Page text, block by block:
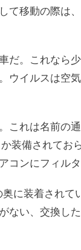
て移動の際は
だ。これなら
ウイルスは空
これは名前の
装備されてお
ンにフィルタ
に装着されて
ない、交換し